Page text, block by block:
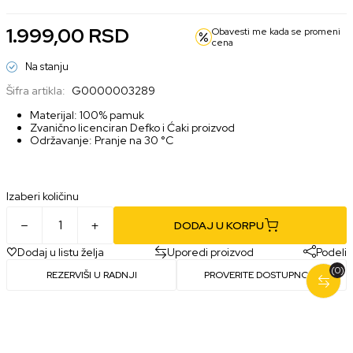
1.999,00 RSD
Obavesti me kada se promeni
cena
Na stanju
Šifra artikla: G0000003289
Materijal: 100% pamuk
Zvanično licenciran Defko i Ćaki proizvod
Održavanje: Pranje na 30 °C
Izaberi količinu
DODAJ U KORPU
Dodaj u listu želja
Uporedi proizvod Podeli
REZERVIŠI U RADNJI PROVERITE DOSTUPNOST (0)